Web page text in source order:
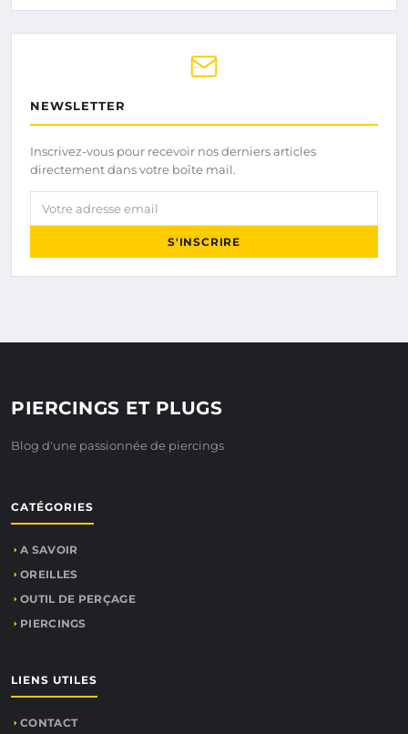
NEWSLETTER
Inscrivez-vous pour recevoir nos derniers articles
directement dans votre boîte mail.
Votre adresse email
S'INSCRIRE
PIERCINGS ET PLUGS
Blog d'une passionnée de piercings
CATÉGORIES
A SAVOIR
OREILLES
OUTIL DE PERÇAGE
PIERCINGS
LIENS UTILES
CONTACT